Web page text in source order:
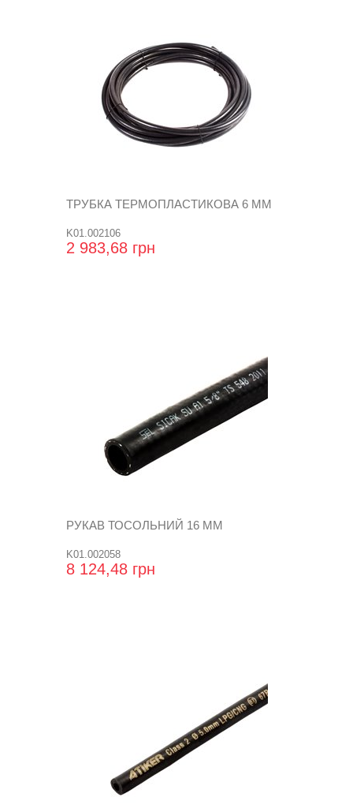
ТРУБКА ТЕРМОПЛАСТИКОВА 6 ММ
K01.002106
2 983,68 грн
РУКАВ ТОСОЛЬНИЙ 16 ММ
K01.002058
8 124,48 грн